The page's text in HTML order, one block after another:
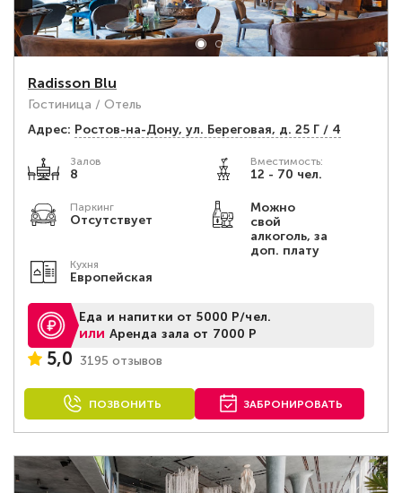
Radisson Blu
Гостиница / Отель
Адрес: Ростов-на-Дону, ул. Береговая, д. 25 Г / 4
Залов
8
Вместимость:
12 - 70 чел.
Паркинг
Отсутствует
Можно
свой
алкоголь, за
доп. плату
Кухня
Европейская
Еда и напитки от 5000 Р/чел.
или Аренда зала от 7000 Р
5,0 3195 отзывов
ПОЗВОНИТЬ ЗАБРОНИРОВАТЬ